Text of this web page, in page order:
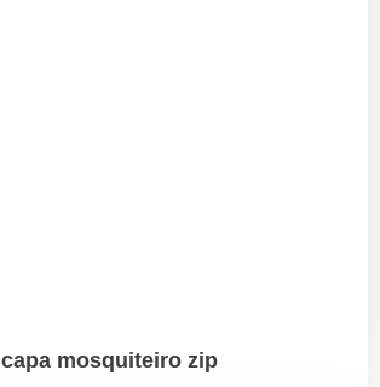
capa mosquiteiro zip